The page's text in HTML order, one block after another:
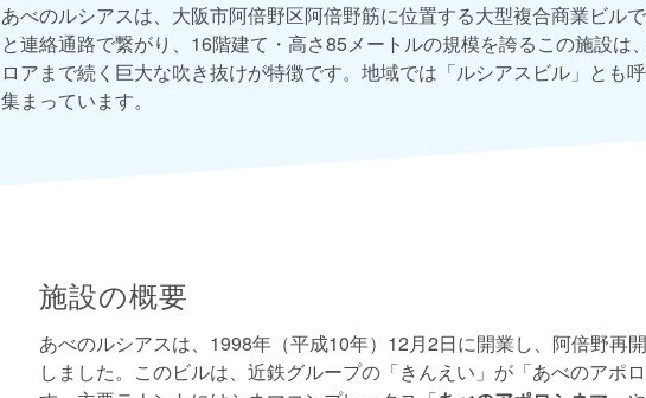
あべのルシアスは、大阪市阿倍野区阿倍野筋に位置する大型複合商業ビル
と連絡通路で繋がり、16階建て・高さ85メートルの規模を誇るこの施設は
ロアまで続く巨大な吹き抜けが特徴です。地域では「ルシアスビル」とも
集まっています。
施設の概要
あべのルシアスは、1998年（平成10年）12月2日に開業し、阿倍野再
しました。このビルは、近鉄グループの「きんえい」が「あべのアポ